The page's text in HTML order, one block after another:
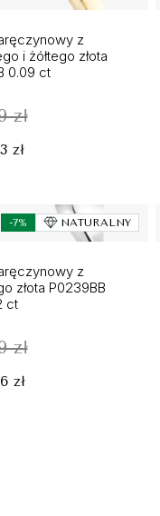
z
i żółtego złota
0.09 ct
zł
zł
-7% NATURALNY
z
złota P0239BB
ct
zł
zł